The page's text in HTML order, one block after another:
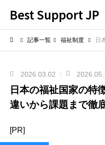
Best Support JP
記事一覧 福祉制度 日本
2026.03.02
日本の福祉国家の特
違いから課題まで徹
[PR]